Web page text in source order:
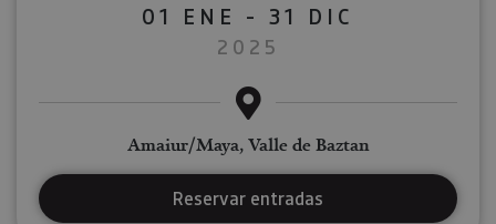
01 ENE - 31 DIC
2025
Amaiur/Maya, Valle de Baztan
Reservar entradas